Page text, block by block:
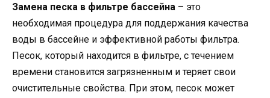
Замена песка в фильтре бассейна – это
необходимая процедура для поддержания качества
воды в бассейне и эффективной работы фильтра.
Песок, который находится в фильтре, с течением
времени становится загрязненным и теряет свои
очистительные свойства. При этом, песок может